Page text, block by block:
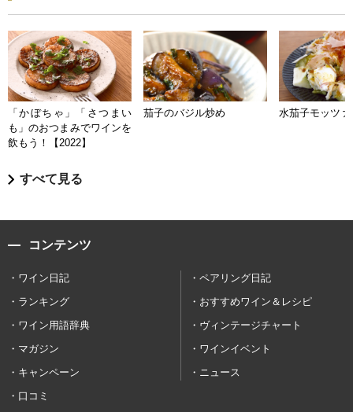
「かぼちゃ」「さつまい
も」のおつまみでワインを
飲もう！【2022】
茄子のバジル炒め 水茄子モッツァ
すべて見る
コンテンツ
ワイン日記
ペアリング日記
ランキング
おすすめワイン＆レシピ
ワイン用語辞典
ヴィンテージチャート
マガジン
ワインイベント
キャンペーン
ニュース
口コミ